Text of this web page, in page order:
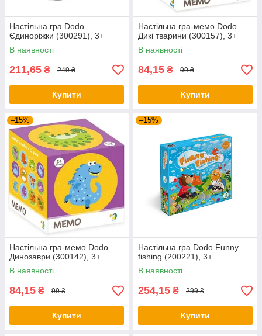
Настільна гра Dodo
Єдиноріжки (300291), 3+
В наявності
211,65 ₴ 249 ₴
Купити
Настільна гра-мемо Dodo
Дикі тварини (300157), 3+
В наявності
84,15 ₴ 99 ₴
Купити
–15%
Настільна гра-мемо Dodo
Динозаври (300142), 3+
В наявності
84,15 ₴ 99 ₴
Купити
–15%
Настільна гра Dodo Funny
fishing (200221), 3+
В наявності
254,15 ₴ 299 ₴
Купити